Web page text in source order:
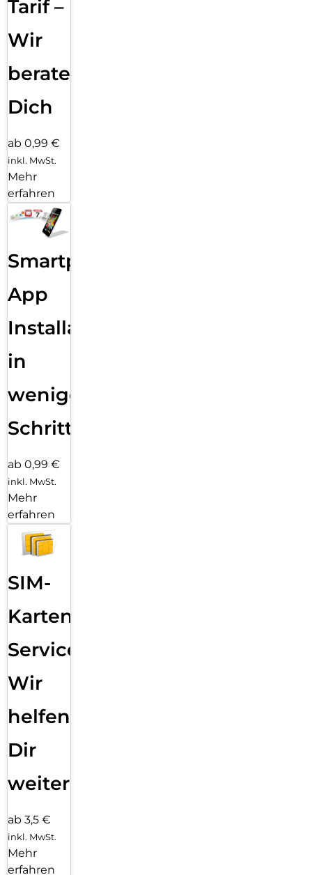
Tarif –
Wir
beraten
Dich
ab 0,99 €
inkl. MwSt.
Mehr
erfahren
Smartphone
App
Installation
in
wenigen
Schritten
ab 0,99 €
inkl. MwSt.
Mehr
erfahren
SIM-
Karten
Service:
Wir
helfen
Dir
weiter
ab 3,5 €
inkl. MwSt.
Mehr
erfahren